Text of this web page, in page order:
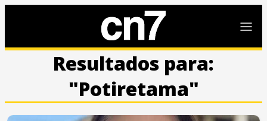
Resultados para:
"Potiretama"